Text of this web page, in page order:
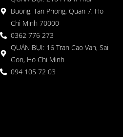
Buong, Tan Phong, Quan 7, Ho
Chi Minh 70000
0362 776 273
QUÁN BỤI: 16 Tran Cao Van, Sai
Gon, Ho Chi Minh
094 105 72 03